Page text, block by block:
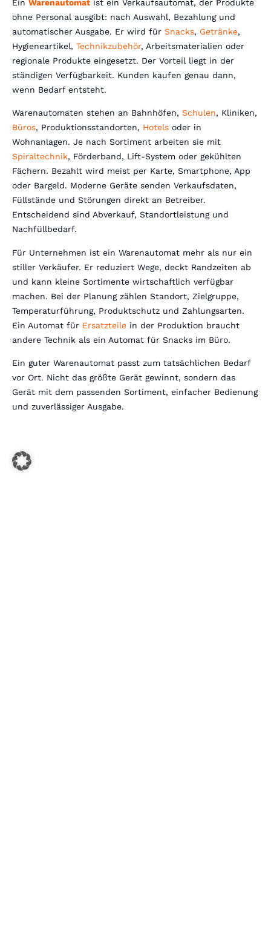
Ein Warenautomat ist ein Verkaufsautomat, der Produkte
ohne Personal ausgibt: nach Auswahl, Bezahlung und
automatischer Ausgabe. Er wird für Snacks, Getränke,
Hygieneartikel, Technikzubehör, Arbeitsmaterialien oder
regionale Produkte eingesetzt. Der Vorteil liegt in der
ständigen Verfügbarkeit. Kunden kaufen genau dann,
wenn Bedarf entsteht.
Warenautomaten stehen an Bahnhöfen, Schulen, Kliniken,
Büros, Produktionsstandorten, Hotels oder in
Wohnanlagen. Je nach Sortiment arbeiten sie mit
Spiraltechnik, Förderband, Lift-System oder gekühlten
Fächern. Bezahlt wird meist per Karte, Smartphone, App
oder Bargeld. Moderne Geräte senden Verkaufsdaten,
Füllstände und Störungen direkt an Betreiber.
Entscheidend sind Abverkauf, Standortleistung und
Nachfüllbedarf.
Für Unternehmen ist ein Warenautomat mehr als nur ein
stiller Verkäufer. Er reduziert Wege, deckt Randzeiten ab
und kann kleine Sortimente wirtschaftlich verfügbar
machen. Bei der Planung zählen Standort, Zielgruppe,
Temperaturführung, Produktschutz und Zahlungsarten.
Ein Automat für Ersatzteile in der Produktion braucht
andere Technik als ein Automat für Snacks im Büro.
Ein guter Warenautomat passt zum tatsächlichen Bedarf
vor Ort. Nicht das größte Gerät gewinnt, sondern das
Gerät mit dem passenden Sortiment, einfacher Bedienung
und zuverlässiger Ausgabe.